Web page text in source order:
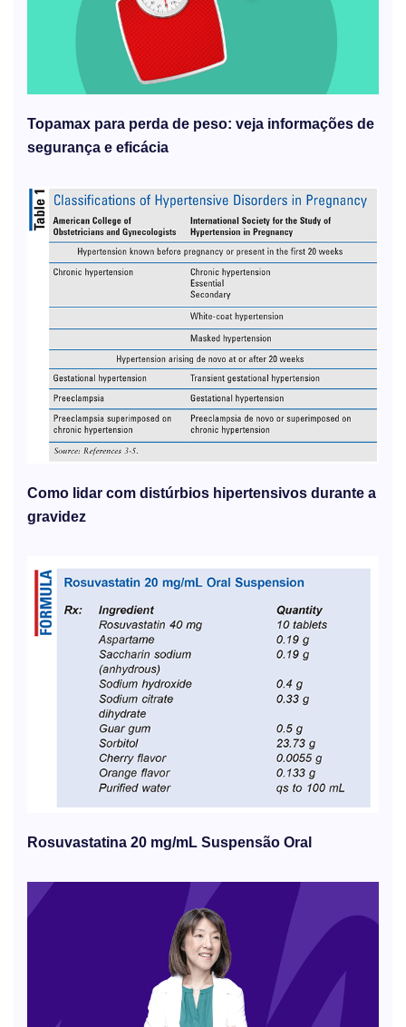
Topamax para perda de peso: veja informações de
segurança e eficácia
Como lidar com distúrbios hipertensivos durante a
gravidez
Rosuvastatina 20 mg/mL Suspensão Oral